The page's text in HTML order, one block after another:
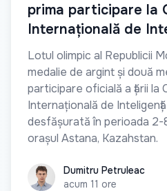
prima participare la
Internațională de
Lotul olimpic al Republicii
medalie de argint și două
participare oficială a țării la
Internațională de
desfășurată în perioada 2-
orașul Astana, Kazahstan.
Dumitru Petruleac
Dumitru Petruleac
acum 11 ore